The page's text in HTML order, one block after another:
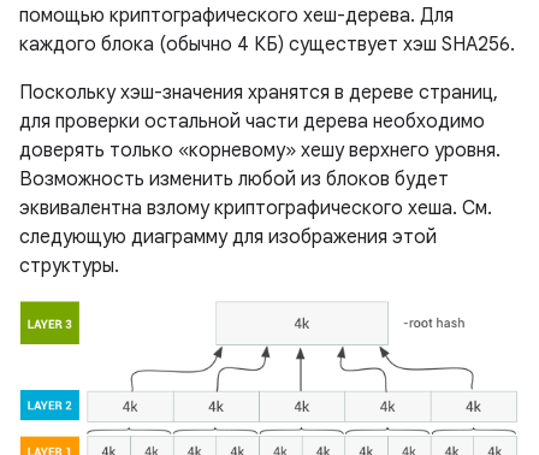
помощью криптографического хеш-дерева. Для
каждого блока (обычно 4 КБ) существует хэш SHA256.
Поскольку хэш-значения хранятся в дереве страниц,
для проверки остальной части дерева необходимо
доверять только «корневому» хешу верхнего уровня.
Возможность изменить любой из блоков будет
эквивалентна взлому криптографического хеша. См.
следующую диаграмму для изображения этой
структуры.